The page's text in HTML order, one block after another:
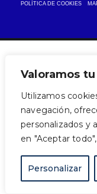
Valoramos
Utilizamos
navegación,
personalizados y
en "Aceptar
Personalizar
POLÍTICA DE COOKIES